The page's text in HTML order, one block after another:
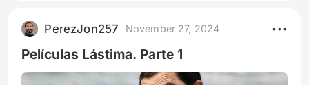
emociones porque no hay más”. Y acá va lo que
yo creo que es el motivo de que pase
PerezJon257 November 27, 2024
Películas Lástima. Parte 1